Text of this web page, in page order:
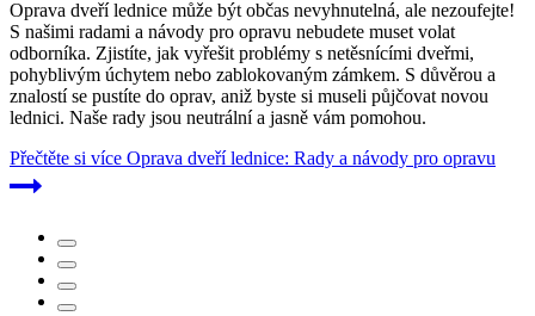
Oprava dveří lednice může být občas nevyhnutelná, ale nezoufejte!
S našimi radami a návody pro opravu nebudete muset volat
odborníka. Zjistíte, jak vyřešit problémy s netěsnícími dveřmi,
pohyblivým úchytem nebo zablokovaným zámkem. S důvěrou a
znalostí se pustíte do oprav, aniž byste si museli půjčovat novou
lednici. Naše rady jsou neutrální a jasně vám pomohou.
Přečtěte si více Oprava dveří lednice: Rady a návody pro opravu